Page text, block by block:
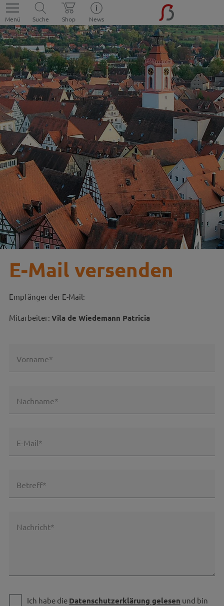
Menü Suche Shop News
E-Mail versenden
Empfänger der E-Mail:
Mitarbeiter: Vila de Wiedemann Patricia
Vorname*
Nachname*
E-Mail*
Betreff*
Nachricht*
Ich habe die Datenschutzerklärung gelesen und bin